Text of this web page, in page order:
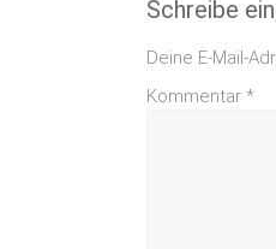
Schreibe
Deine E-Mail-
Kommentar *